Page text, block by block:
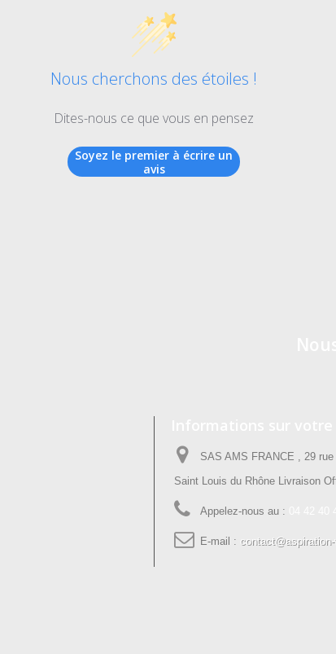
Nous cherchons des étoiles !
Dites-nous ce que vous en pensez
Soyez le premier à écrire un
avis
SAS AMS FRANCE , 29
Saint Louis du Rhône Livraison
Appelez-nous au :
E-mail :